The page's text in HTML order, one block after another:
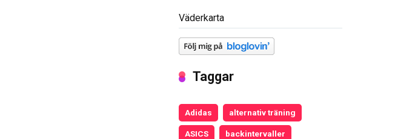
Väderkarta
Taggar
Adidas alternativ träning
ASICS backintervaller